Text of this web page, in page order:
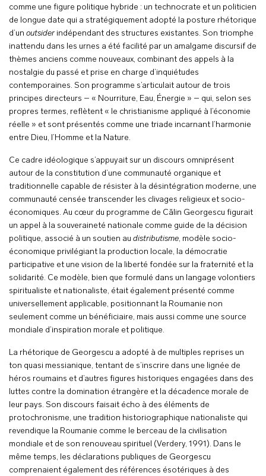
comme une figure politique hybride : un technocrate et un politicien
de longue date qui a stratégiquement adopté la posture rhétorique
d’un outsiderindépendant des structures existantes. Son triomphe
inattendu dans les urnes a été facilité par un amalgame discursif de
thèmes anciens comme nouveaux, combinant des appels à la
nostalgie du passé et prise en charge d’inquiétudes
contemporaines. Son programme s’articulait autour de trois
principes directeurs – « Nourriture, Eau, Énergie » – qui, selon ses
propres termes, reflètent « le christianisme appliqué à l’économie
réelle » et sont présentés comme une triade incarnant l’harmonie
entre Dieu, l’Homme et la Nature.
Ce cadre idéologique s’appuyait sur un discours omniprésent
autour de la constitution d’une communauté organique et
traditionnelle capable de résister à la désintégration moderne, une
communauté censée transcender les clivages religieux et socio-
économiques. Au cœur du programme de Călin Georgescu figurait
un appel à la souveraineté nationale comme guide de la décision
politique, associé à un soutien au distributisme, modèle socio-
économique privilégiant la production locale, la démocratie
participative et une vision de la liberté fondée sur la fraternité et la
solidarité. Ce modèle, bien que formulé dans un langage volontiers
spiritualiste et nationaliste, était également présenté comme
universellement applicable, positionnant la Roumanie non
seulement comme un bénéficiaire, mais aussi comme une source
mondiale d’inspiration morale et politique.
La rhétorique de Georgescu a adopté à de multiples reprises un
ton quasi messianique, tentant de s’inscrire dans une lignée de
héros roumains et d’autres figures historiques engagées dans des
luttes contre la domination étrangère et la décadence morale de
leur pays. Son discours faisait écho à des éléments de
protochronisme, une tradition historiographique nationaliste qui
revendique la Roumanie comme le berceau de la civilisation
mondiale et de son renouveau spirituel (Verdery, 1991). Dans le
même temps, les déclarations publiques de Georgescu
comprenaient également des références ésotériques à des